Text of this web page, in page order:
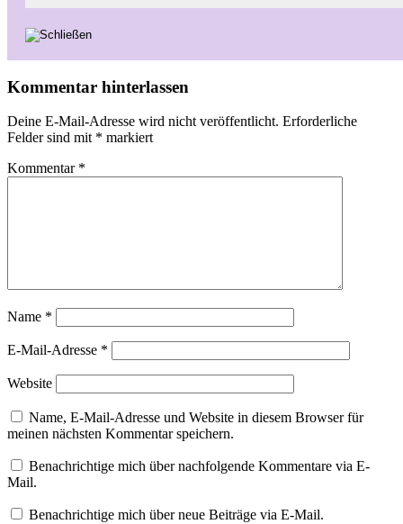
Kommentar hinterlassen
Deine E-Mail-Adresse wird nicht veröffentlicht. Erforderliche
Felder sind mit * markiert
Kommentar *
Name *
E-Mail-Adresse *
Website
Name, E-Mail-Adresse und Website in diesem Browser für
meinen nächsten Kommentar speichern.
Benachrichtige mich über nachfolgende Kommentare via E-
Mail.
Benachrichtige mich über neue Beiträge via E-Mail.